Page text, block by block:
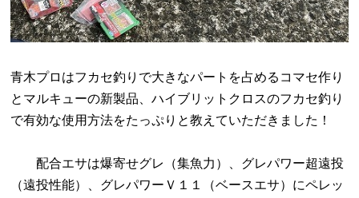
青木プロはフカセ釣りで大きなパートを占めるコマセ作り
とマルキューの新製品、ハイブリットクロスのフカセ釣り
で有効な使用方法をたっぷりと教えていただきました！
配合エサは爆寄せグレ（集魚力）、グレパワー超遠投
（遠投性能）、グレパワーＶ１１（ベースエサ）にペレッ